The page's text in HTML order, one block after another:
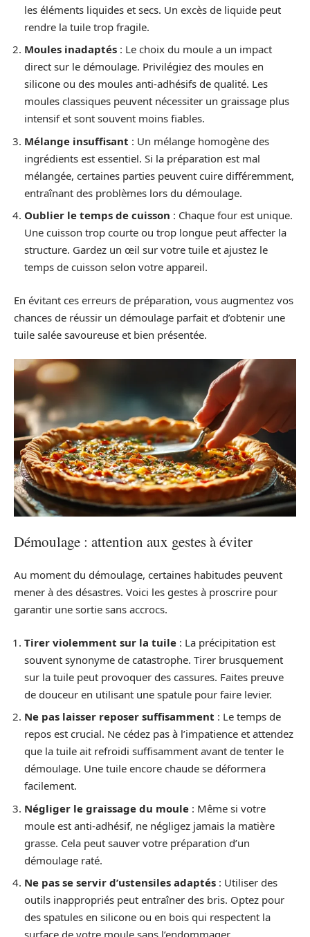
les éléments liquides et secs. Un excès de liquide peut
rendre la tuile trop fragile.
Moules inadaptés : Le choix du moule a un impact
direct sur le démoulage. Privilégiez des moules en
silicone ou des moules anti-adhésifs de qualité. Les
moules classiques peuvent nécessiter un graissage plus
intensif et sont souvent moins fiables.
Mélange insuffisant : Un mélange homogène des
ingrédients est essentiel. Si la préparation est mal
mélangée, certaines parties peuvent cuire différemment,
entraînant des problèmes lors du démoulage.
Oublier le temps de cuisson : Chaque four est unique.
Une cuisson trop courte ou trop longue peut affecter la
structure. Gardez un œil sur votre tuile et ajustez le
temps de cuisson selon votre appareil.
En évitant ces erreurs de préparation, vous augmentez vos
chances de réussir un démoulage parfait et d’obtenir une
tuile salée savoureuse et bien présentée.
Démoulage : attention aux gestes à éviter
Au moment du démoulage, certaines habitudes peuvent
mener à des désastres. Voici les gestes à proscrire pour
garantir une sortie sans accrocs.
Tirer violemment sur la tuile : La précipitation est
souvent synonyme de catastrophe. Tirer brusquement
sur la tuile peut provoquer des cassures. Faites preuve
de douceur en utilisant une spatule pour faire levier.
Ne pas laisser reposer suffisamment : Le temps de
repos est crucial. Ne cédez pas à l’impatience et attendez
que la tuile ait refroidi suffisamment avant de tenter le
démoulage. Une tuile encore chaude se déformera
facilement.
Négliger le graissage du moule : Même si votre
moule est anti-adhésif, ne négligez jamais la matière
grasse. Cela peut sauver votre préparation d’un
démoulage raté.
Ne pas se servir d’ustensiles adaptés : Utiliser des
outils inappropriés peut entraîner des bris. Optez pour
des spatules en silicone ou en bois qui respectent la